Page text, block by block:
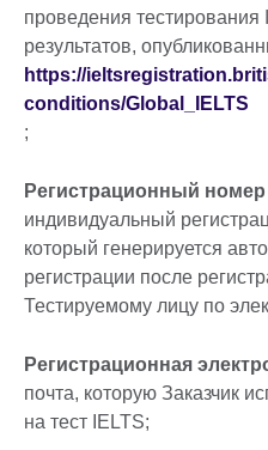
проведения тестирования
результатов,
https://
conditions/Global_IELTS
;
Регистрационный номер
индивидуальный
который генерируется
регистрации после
Тестируемому лицу по
Регистрационная
почта, которую Заказчик
на тест IELTS;